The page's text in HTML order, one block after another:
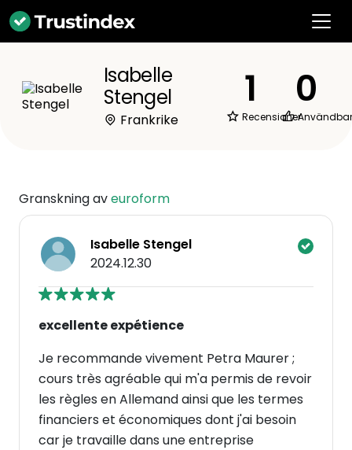
Isabelle
Stengel
Frankrike
1
Recensioner
0
Användbar
Granskning aveuroform
Isabelle Stengel
2024.12.30
excellente expétience
Je recommande vivement Petra Maurer ;
cours très agréable qui m'a permis de revoir
les règles en Allemand ainsi que les termes
financiers et économiques dont j'ai besoin
car je travaille dans une entreprise